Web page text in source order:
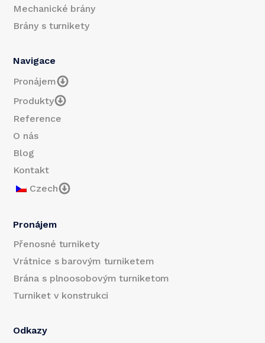
Mechanické brány
Brány s turnikety
Navigace
Pronájem
Produkty
Reference
O nás
Blog
Kontakt
Czech
Pronájem
Přenosné turnikety
Vrátnice s barovým turniketem
Brána s plnoosobovým turniketom
Turniket v konstrukci
Odkazy